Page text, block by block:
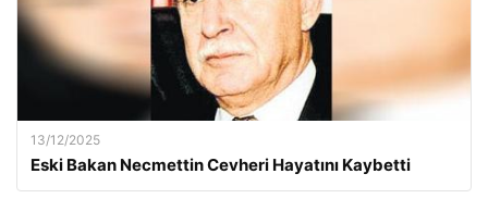
13/12/2025
Eski Bakan Necmettin Cevheri Hayatını Kaybetti